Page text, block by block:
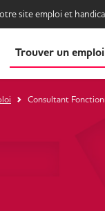
site emploi et
Trouver un emploi
Consultant